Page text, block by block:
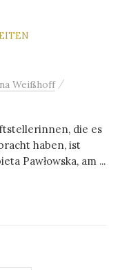
Weißhoff /
die es
haben, ist
Pawłowska, am ...